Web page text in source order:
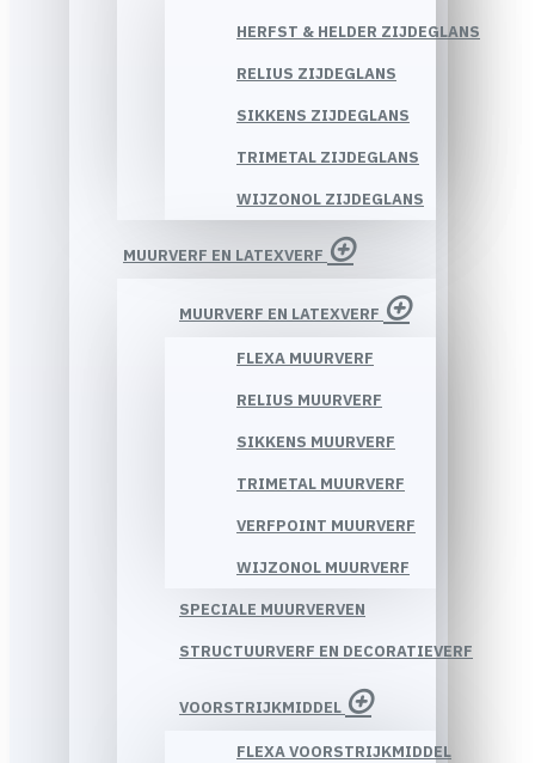
HERFST & HELDER ZIJDEGLANS
RELIUS ZIJDEGLANS
SIKKENS ZIJDEGLANS
TRIMETAL ZIJDEGLANS
WIJZONOL ZIJDEGLANS
MUURVERF EN LATEXVERF
MUURVERF EN LATEXVERF
FLEXA MUURVERF
RELIUS MUURVERF
SIKKENS MUURVERF
TRIMETAL MUURVERF
VERFPOINT MUURVERF
WIJZONOL MUURVERF
SPECIALE MUURVERVEN
STRUCTUURVERF EN DECORATIEVERF
VOORSTRIJKMIDDEL
FLEXA VOORSTRIJKMIDDEL